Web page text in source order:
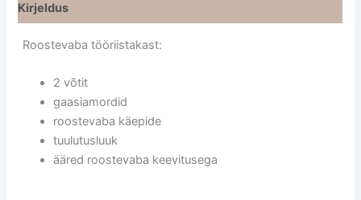
Kirjeldus
Roostevaba tööriistakast:
2 võtit
gaasiamordid
roostevaba käepide
tuulutusluuk
ääred roostevaba keevitusega